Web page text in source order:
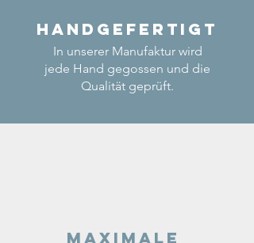
Handgefertigt
In unserer Manufaktur wird
jede Hand gegossen und die
Qualität geprüft.
Maximale